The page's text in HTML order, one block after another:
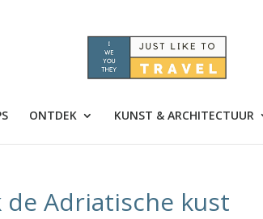
ONTDEK KUNST & ARCHITECTUUR
Adriatische kust